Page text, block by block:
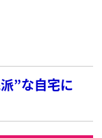
”な自宅に